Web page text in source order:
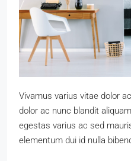
Vivamus varius vitae dolor
dolor ac nunc blandit
egestas varius ac sed
elementum dui id nulla